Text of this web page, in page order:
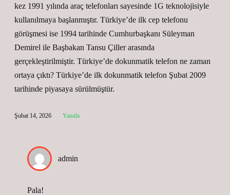
kez 1991 yılında araç telefonları sayesinde 1G teknolojisiyle
kullanılmaya başlanmıştır. Türkiye’de ilk cep telefonu
görüşmesi ise 1994 tarihinde Cumhurbaşkanı Süleyman
Demirel ile Başbakan Tansu Çiller arasında
gerçekleştirilmiştir. Türkiye’de dokunmatik telefon ne zaman
ortaya çıktı? Türkiye’de ilk dokunmatik telefon Şubat 2009
tarihinde piyasaya sürülmüştür.
Şubat 14, 2026 Yanıtla
admin
Pala!